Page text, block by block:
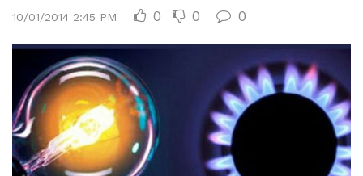
10/01/2014 2:45 PM 0 0 0